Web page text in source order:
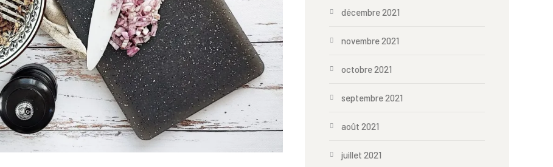
décembre 2021
novembre 2021
octobre 2021
septembre 2021
août 2021
juillet 2021